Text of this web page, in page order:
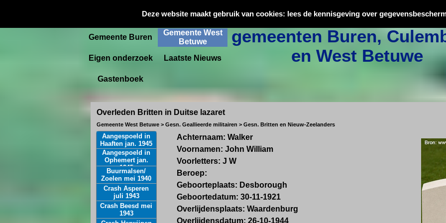
Deze website maakt gebruik van cookies: lees de kennisgeving over
Oorlogsslachtoffers
gemeenten Buren,
en West Betuwe
Gemeente
Culemborg
Gemeente Buren
Gemeente West
Betuwe
Eigen onderzoek
Laatste Nieuws
Gastenboek
Overleden Britten in Duitse lazaret
Gemeente West Betuwe > Gesn. Geallieerde militairen > Gesn. Britten en Nieuw-Zeelanders
Achternaam: Walker
Voornamen: John William
Voorletters: J W
Beroep:
Geboorteplaats: Desborough
Geboortedatum: 30-11-1921
Overlijdensplaats: Waardenburg
Overlijdensdatum: 26-10-1944
Aangespoeld in
Haaften jan. 1945
Aangespoeld in
Ophemert jan.
1945
Buurmalsen/
Zoelen mei 1940
Crash Asperen
juli 1943
Crash Beesd mei
1943